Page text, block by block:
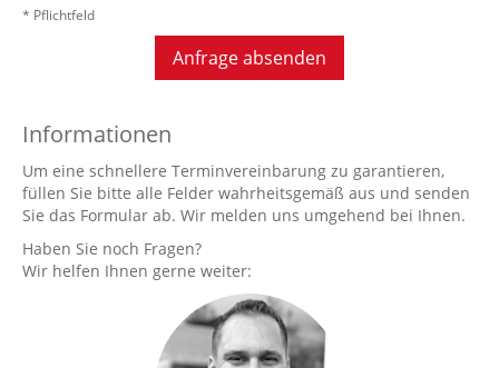
* Pflichtfeld
Anfrage absenden
Informationen
Um eine schnellere Terminvereinbarung zu garantieren,
füllen Sie bitte alle Felder wahrheitsgemäß aus und senden
Sie das Formular ab. Wir melden uns umgehend bei Ihnen.
Haben Sie noch Fragen?
Wir helfen Ihnen gerne weiter: